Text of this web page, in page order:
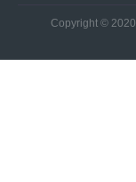
Copyright © 2020